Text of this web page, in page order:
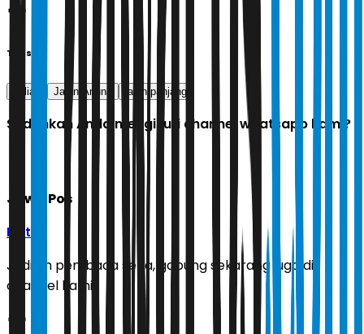
Tags
galian Jalan Arjuna jalan panjang
Sudahkah Anda mengikuti channel whatsapp kami?
Jawa Pos
Ikuti
Jadilah pembaca setia, gabung sekarang juga di
channel kami!